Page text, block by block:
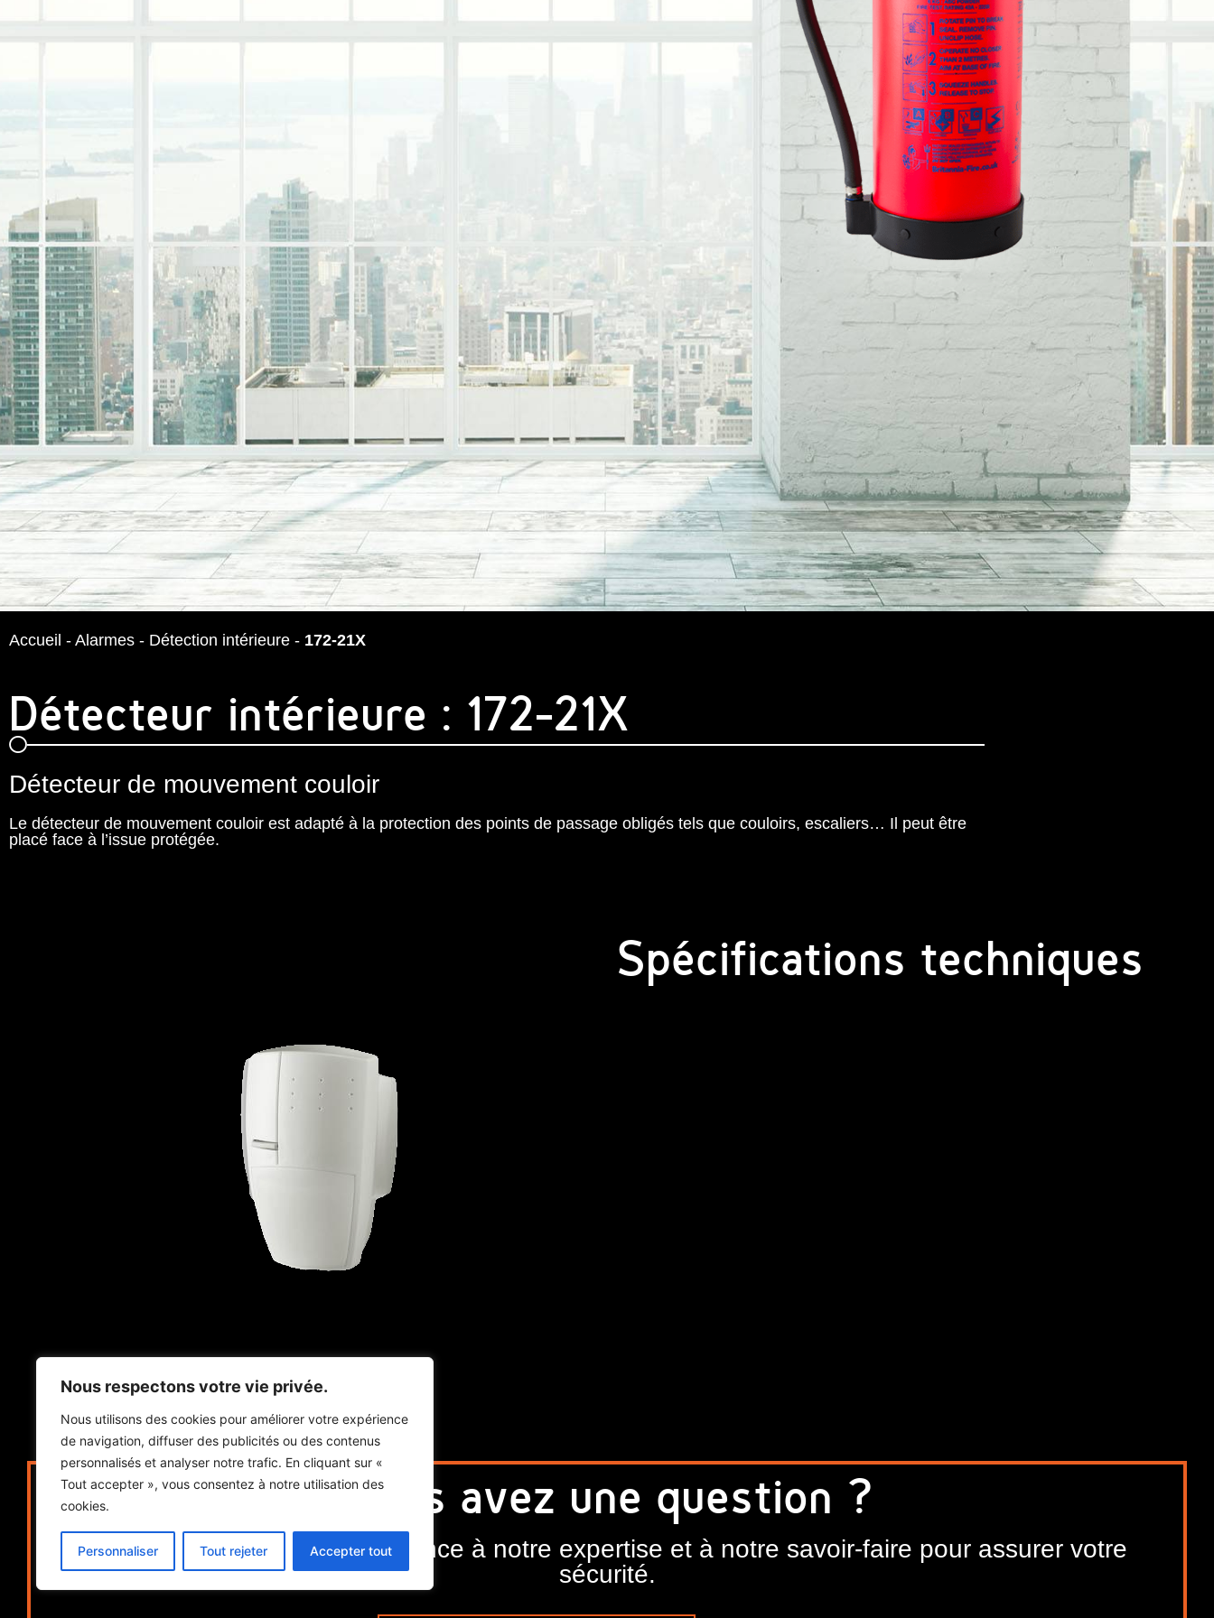
Nous respectons votre vie privée.
Nous utilisons des cookies pour améliorer votre expérience
de navigation, diffuser des publicités ou des contenus
personnalisés et analyser notre trafic. En cliquant sur «
Tout accepter », vous consentez à notre utilisation des
cookies.
Personnaliser Tout rejeter Accepter tout
Accueil - Alarmes - Détection intérieure - 172-21X
Détecteur intérieure : 172-21X
Détecteur de mouvement couloir
Le détecteur de mouvement couloir est adapté à la protection des points de passage obligés tels que couloirs, escaliers… Il peut être
placé face à l’issue protégée.
Spécifications techniques
Vous avez une question ?
Posez-la nous et faites confiance à notre expertise et à notre savoir-faire pour assurer votre
sécurité.